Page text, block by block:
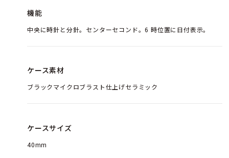
機能
中央に時針と分針。センターセコンド。6 時位置に日付表示。
ケース素材
ブラックマイクロブラスト仕上げセラミック
ケースサイズ
40mm